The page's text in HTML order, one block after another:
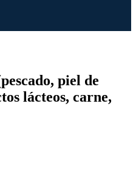
piel de
lácteos, carne,